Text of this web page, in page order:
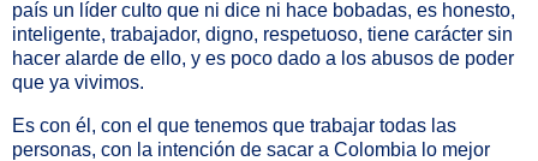
país un líder culto que ni dice ni hace bobadas, es honesto,
inteligente, trabajador, digno, respetuoso, tiene carácter sin
hacer alarde de ello, y es poco dado a los abusos de poder
que ya vivimos.
Es con él, con el que tenemos que trabajar todas las
personas, con la intención de sacar a Colombia lo mejor